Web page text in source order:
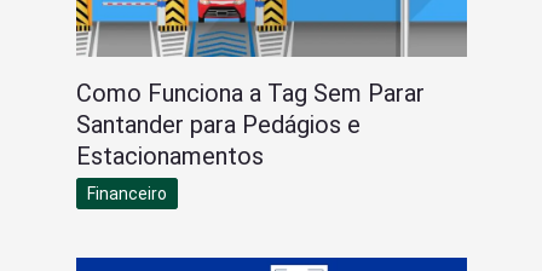
Como Funciona a Tag Sem Parar
Santander para Pedágios e
Estacionamentos
Financeiro